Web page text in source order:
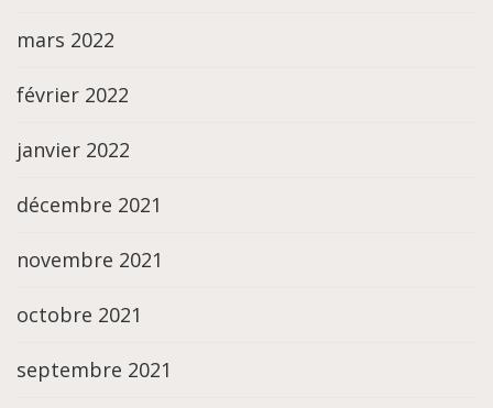
mars 2022
février 2022
janvier 2022
décembre 2021
novembre 2021
octobre 2021
septembre 2021